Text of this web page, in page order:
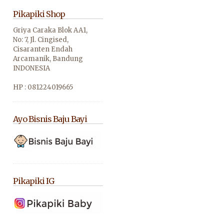
Pikapiki Shop
Griya Caraka Blok AA1,
No: 7,Jl. Cingised,
Cisaranten Endah
Arcamanik, Bandung
INDONESIA
HP : 081224019665
Ayo Bisnis Baju Bayi
Pikapiki IG